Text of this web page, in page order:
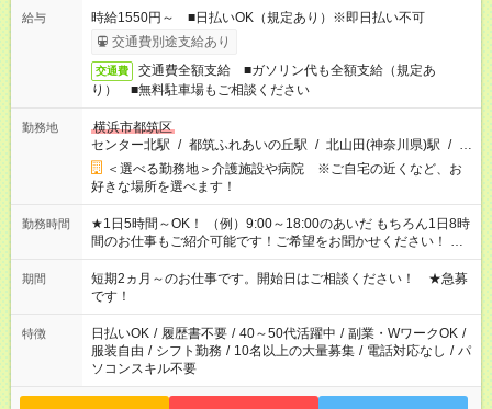
給与
時給1550円～ ■日払いOK（規定あり）※即日払い不可
交通費別途支給あり
交通費
交通費全額支給 ■ガソリン代も全額支給（規定あ
り） ■無料駐車場もご相談ください
勤務地
横浜市都筑区
センター北駅 / 都筑ふれあいの丘駅 / 北山田(神奈川県)駅 / …
＜選べる勤務地＞介護施設や病院 ※ご自宅の近くなど、お
好きな場所を選べます！
勤務時間
★1日5時間～OK！ （例）9:00～18:00のあいだ もちろん1日8時
間のお仕事もご紹介可能です！ご希望をお聞かせください！ ※
週最低15時間以上の勤務が必要です
期間
短期2ヵ月～のお仕事です。開始日はご相談ください！ ★急募
です！
特徴 日払いOK / 履歴書不要 / 40～50代活躍中 / 副業・WワークOK /
服装自由 / シフト勤務 / 10名以上の大量募集 / 電話対応なし / パ
ソコンスキル不要